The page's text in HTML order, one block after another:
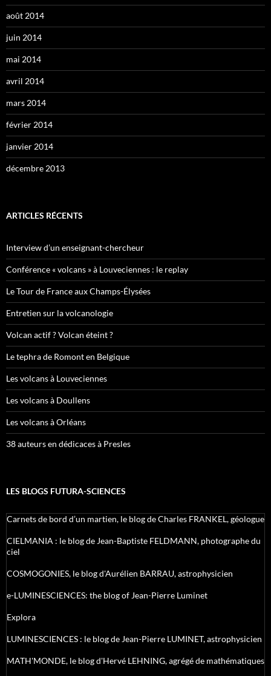
août 2014
juin 2014
mai 2014
avril 2014
mars 2014
février 2014
janvier 2014
décembre 2013
ARTICLES RÉCENTS
Interview d’un enseignant-chercheur
Conférence « volcans » à Louveciennes : le replay
Le Tour de France aux Champs-Élysées
Entretien sur la volcanologie
Volcan actif ? Volcan éteint ?
Le tephra de Romont en Belgique
Les volcans à Louveciennes
Les volcans à Doullens
Les volcans à Orléans
38 auteurs en dédicaces à Presles
LES BLOGS FUTURA-SCIENCES
Carnets de bord d’un martien, le blog de Charles FRANKEL, géologue
CIELMANIA : le blog de Jean-Baptiste FELDMANN, photographe du
ciel
COSMOGONIES, le blog d'Aurélien BARRAU, astrophysicien
e-LUMINESCIENCES: the blog of Jean-Pierre Luminet
Explora
LUMINESCIENCES : le blog de Jean-Pierre LUMINET, astrophysicien
MATH'MONDE, le blog d'Hervé LEHNING, agrégé de mathématiques